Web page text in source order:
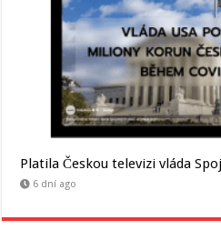
Platila Českou televizi vláda
6 dní ago